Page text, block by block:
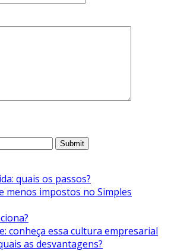
Submit
quais os passos?
menos impostos no Simples
conheça essa cultura empresarial
as desvantagens?